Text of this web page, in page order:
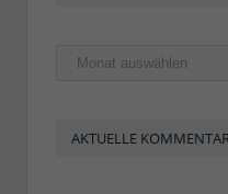
Ältere
Artikel
AKTUELLE